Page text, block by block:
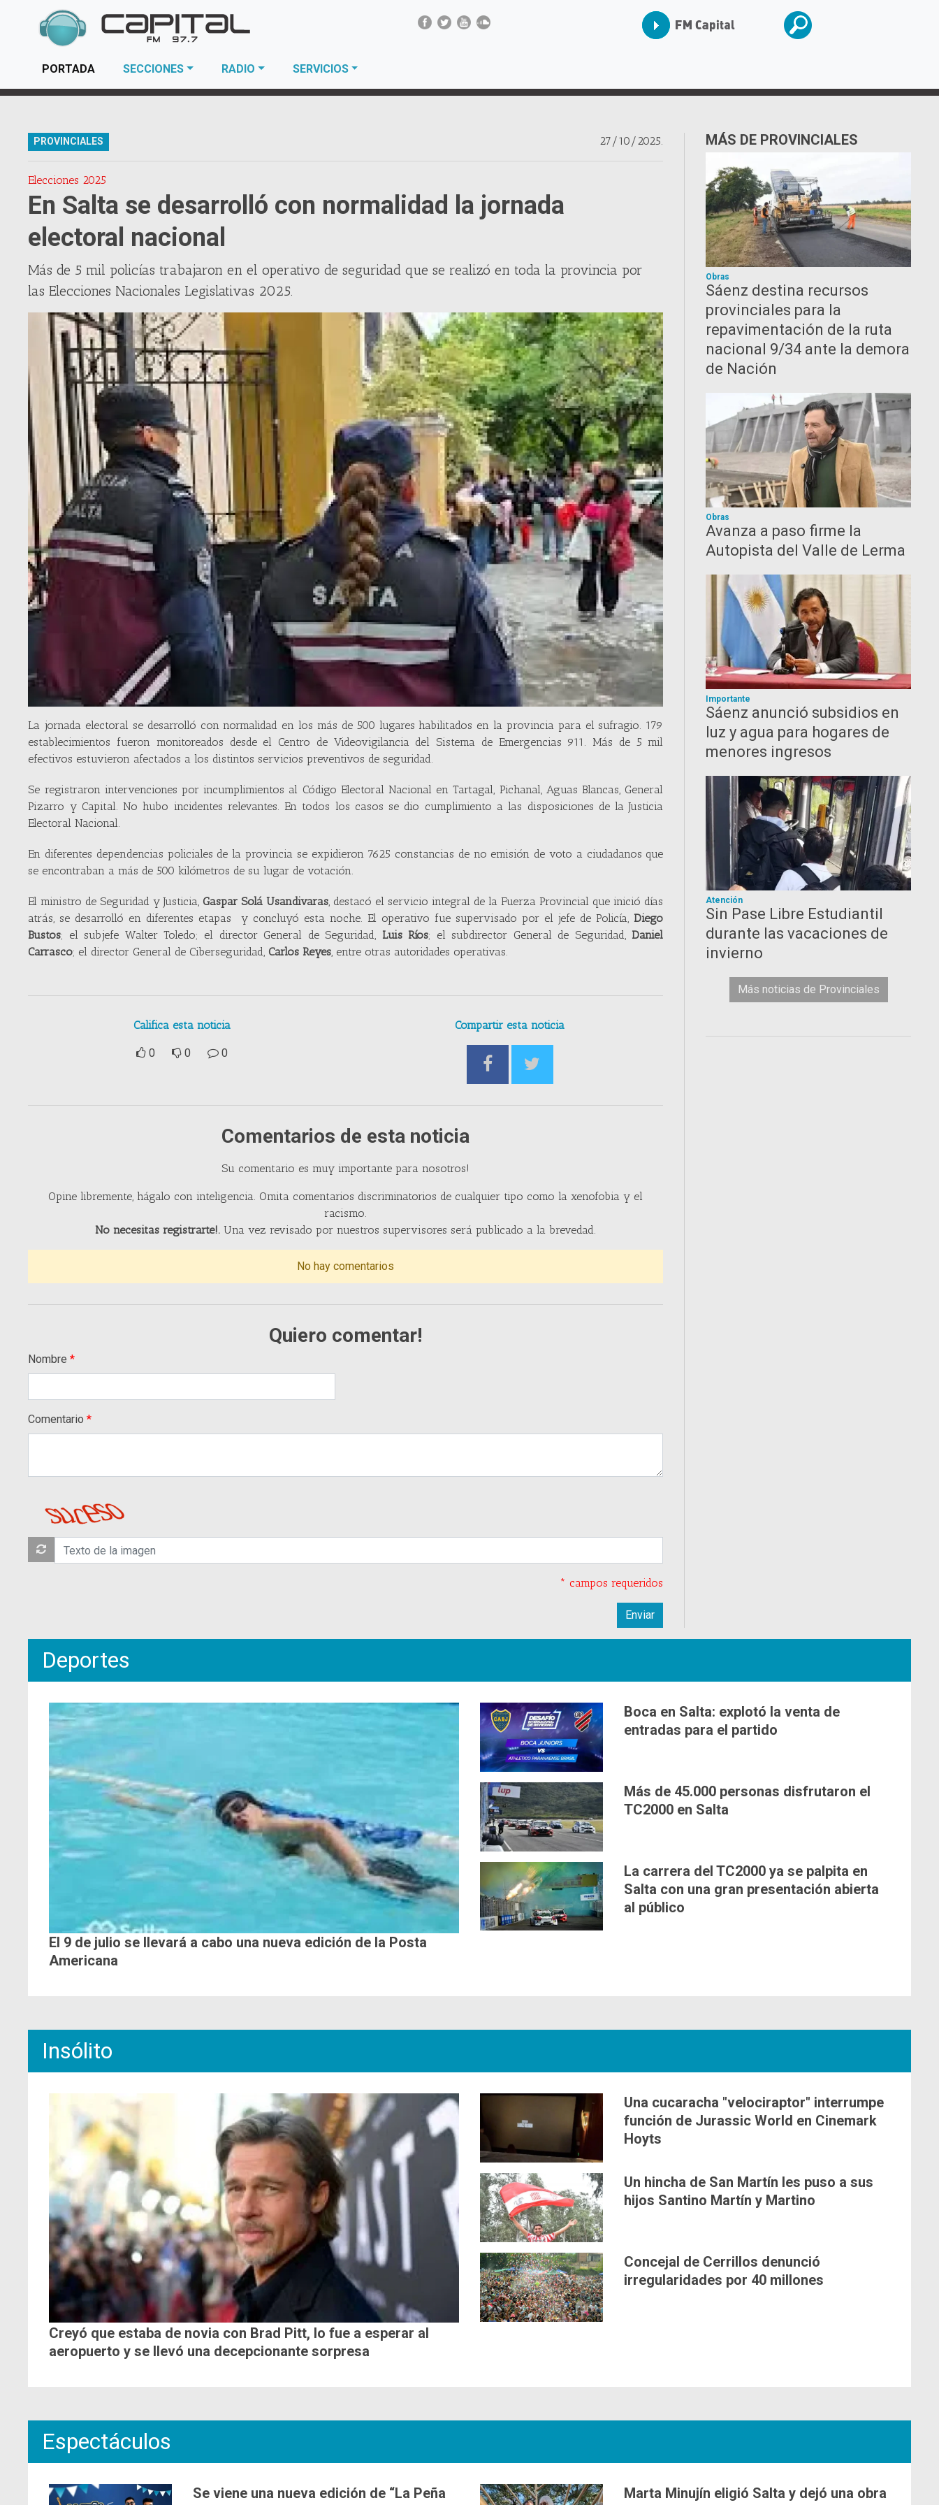
PORTADA(current)SECCIONES RADIO SERVICIOS
27/10/2025.
PROVINCIALES
Elecciones 2025
En Salta se desarrolló con normalidad la jornada
electoral nacional
Más de 5 mil policías trabajaron en el operativo de seguridad que se realizó en toda la provincia por
las Elecciones Nacionales Legislativas 2025.
La jornada electoral se desarrolló con normalidad en los más de 500 lugares habilitados en la provincia para el sufragio. 179
establecimientos fueron monitoreados desde el Centro de Videovigilancia del Sistema de Emergencias 911. Más de 5 mil
efectivos estuvieron afectados a los distintos servicios preventivos de seguridad.
Se registraron intervenciones por incumplimientos al Código Electoral Nacional en Tartagal, Pichanal, Aguas Blancas, General
Pizarro y Capital. No hubo incidentes relevantes. En todos los casos se dio cumplimiento a las disposiciones de la Justicia
Electoral Nacional.
En diferentes dependencias policiales de la provincia se expidieron 7625 constancias de no emisión de voto a ciudadanos que
se encontraban a más de 500 kilómetros de su lugar de votación.
El ministro de Seguridad y Justicia, Gaspar Solá Usandivaras, destacó el servicio integral de la Fuerza Provincial que inició días
atrás, se desarrolló en diferentes etapas y concluyó esta noche. El operativo fue supervisado por el jefe de Policía, Diego
Bustos; el subjefe Walter Toledo; el director General de Seguridad, Luis Ríos; el subdirector General de Seguridad, Daniel
Carrasco; el director General de Ciberseguridad, Carlos Reyes, entre otras autoridades operativas.
Califica esta noticia
0 0 0
Compartir esta noticia
Comentarios de esta noticia
Su comentario es muy importante para nosotros!
Opine libremente, hágalo con inteligencia. Omita comentarios discriminatorios de cualquier tipo como la xenofobia y el
racismo.
No necesitas registrarte!. Una vez revisado por nuestros supervisores será publicado a la brevedad.
No hay comentarios
Quiero comentar!
Nombre
Comentario
* campos requeridos
MÁS DE PROVINCIALES
Obras
Sáenz destina recursos
provinciales para la
repavimentación de la ruta
nacional 9/34 ante la demora
de Nación
Obras
Avanza a paso firme la
Autopista del Valle de Lerma
Importante
Sáenz anunció subsidios en
luz y agua para hogares de
menores ingresos
Atención
Sin Pase Libre Estudiantil
durante las vacaciones de
invierno
Más noticias de Provinciales
Deportes
El 9 de julio se llevará a cabo una nueva edición de la Posta
Americana
Boca en Salta: explotó la venta de
entradas para el partido
Más de 45.000 personas disfrutaron el
TC2000 en Salta
La carrera del TC2000 ya se palpita en
Salta con una gran presentación abierta
al público
Insólito
Creyó que estaba de novia con Brad Pitt, lo fue a esperar al
aeropuerto y se llevó una decepcionante sorpresa
Una cucaracha "velociraptor" interrumpe
función de Jurassic World en Cinemark
Hoyts
Un hincha de San Martín les puso a sus
hijos Santino Martín y Martino
Concejal de Cerrillos denunció
irregularidades por 40 millones
Espectáculos
Se viene una nueva edición de “La Peña
Marta Minujín eligió Salta y dejó una obra